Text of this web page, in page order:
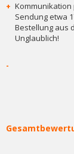
+
Sendung etwa
Bestellung aus
Unglaublich!
-